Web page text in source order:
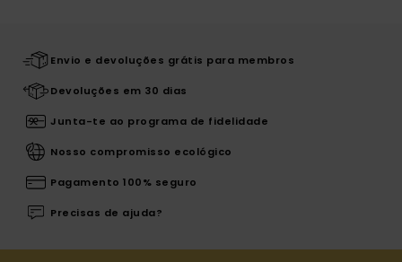
Envio e devoluções grátis para membros
Devoluções em 30 dias
Junta-te ao programa de fidelidade
Nosso compromisso ecológico
Pagamento 100% seguro
Precisas de ajuda?